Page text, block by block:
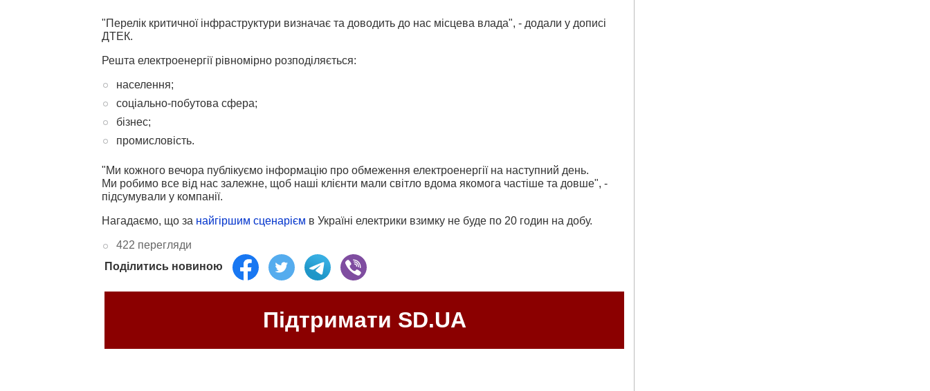
"Перелік критичної інфраструктури визначає та доводить до нас місцева влада", - додали у дописі
ДТЕК.
Решта електроенергії рівномірно розподіляється:
населення;
соціально-побутова сфера;
бізнес;
промисловість.
"Ми кожного вечора публікуємо інформацію про обмеження електроенергії на наступний день.
Ми робимо все від нас залежне, щоб наші клієнти мали світло вдома якомога частіше та довше", -
підсумували у компанії.
Нагадаємо, що за найгіршим сценарієм в Україні електрики взимку не буде по 20 годин на добу.
422 перегляди
Поділитись новиною
Підтримати SD.UA